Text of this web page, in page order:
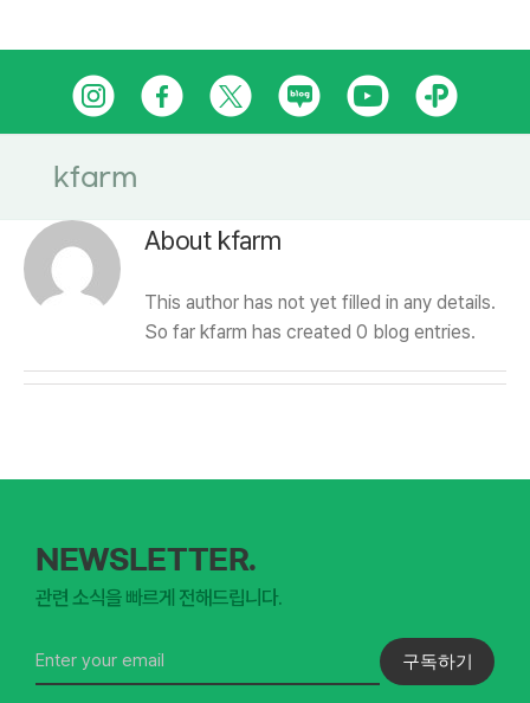
인
스
타
그
램
페
이
북
트
위
네
이
블
그
유
튜
카
카
러
스
kfarm
About kfarm
This author has not yet filled in any details.
So far kfarm has created 0 blog entries.
NEWSLETTER.
관련 소식을 빠르게 전해드립니다.
구독하기